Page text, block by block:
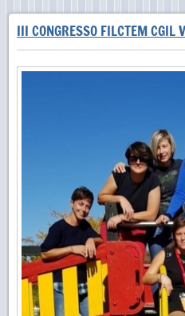
III CONGRESSO FILCTEM CGIL